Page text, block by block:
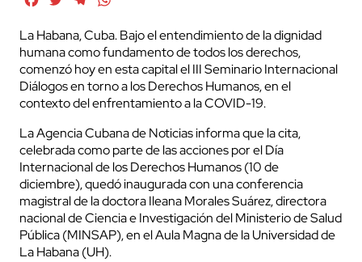
La Habana, Cuba. Bajo el entendimiento de la dignidad
humana como fundamento de todos los derechos,
comenzó hoy en esta capital el III Seminario Internacional
Diálogos en torno a los Derechos Humanos, en el
contexto del enfrentamiento a la COVID-19.
La Agencia Cubana de Noticias informa que la cita,
celebrada como parte de las acciones por el Día
Internacional de los Derechos Humanos (10 de
diciembre), quedó inaugurada con una conferencia
magistral de la doctora Ileana Morales Suárez, directora
nacional de Ciencia e Investigación del Ministerio de Salud
Pública (MINSAP), en el Aula Magna de la Universidad de
La Habana (UH).